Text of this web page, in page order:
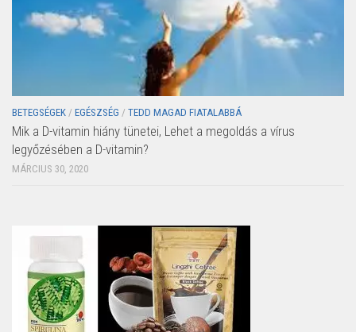
BETEGSÉGEK / EGÉSZSÉG / TEDD MAGAD FIATALABBÁ
Mik a D-vitamin hiány tünetei, Lehet a megoldás a vírus
legyőzésében a D-vitamin?
MÁRCIUS 30, 2020